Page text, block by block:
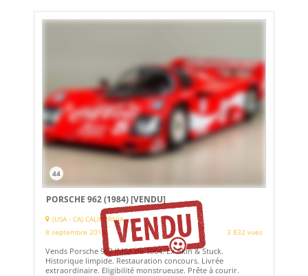
44
PORSCHE 962 (1984)[VENDU]
(USA - CA) CALIFORNIA
8 septembre 2019
3 832 vues
Vends Porsche 962 IMSA de 1964. Ex Akin & Stuck.
Historique limpide. Restauration concours. Livrée
extraordinaire. Eligibilité monstrueuse. Prête à courir.